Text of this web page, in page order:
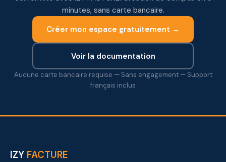
minutes, sans carte bancaire.
Créer mon espace gratuitement →
Voir la documentation
Aucune carte bancaire requise — Sans engagement — Support
français inclus
IZY FACTURE